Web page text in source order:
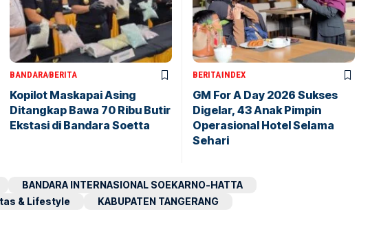
BANDARABERITA
Kopilot Maskapai Asing
Ditangkap Bawa 70 Ribu Butir
Ekstasi di Bandara Soetta
BERITAINDEX
GM For A Day 2026 Sukses
Digelar, 43 Anak Pimpin
Operasional Hotel Selama
Sehari
BANDARA INTERNASIONAL SOEKARNO-HATTA
& Lifestyle KABUPATEN TANGERANG